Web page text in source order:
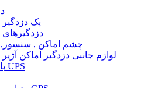
پک دزدگیر
دزدگیرهای
چشم اماکن ,
لوازم جانبی دزدگیر اماکن آژیر
باتری و UPS